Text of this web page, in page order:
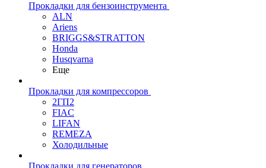
Прокладки для бензоинструмента
ALN
Ariens
BRIGGS&STRATTON
Honda
Husqvarna
Еще
Прокладки для компрессоров
2ГП2
FIAC
LIFAN
REMEZA
Холодильные
Прокладки для генераторов